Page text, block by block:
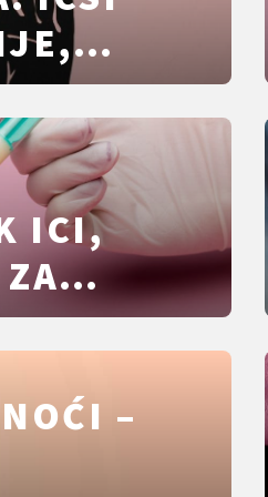
RIZICI I
ICI,
–